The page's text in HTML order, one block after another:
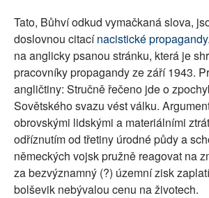
Tato, Bůhví odkud vymačkaná slova,
doslovnou citacínacistické propagandy
na anglicky psanou stránku, která je
pracovníky propagandy ze září 1943.
angličtiny: Stručně řečeno jde o
Sovětského svazu vést válku.
obrovskými lidskými a materiálními
odříznutím od třetiny úrodné půdy a
německých vojsk pružně reagovat na
za bezvýznamný (?) územní zisk
bolševik nebývalou cenu na životech.